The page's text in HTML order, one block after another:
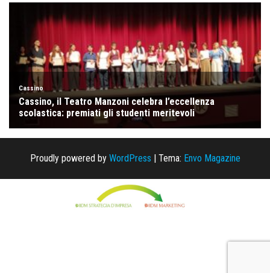
Proudly powered by WordPress | Tema: Envo Magazine